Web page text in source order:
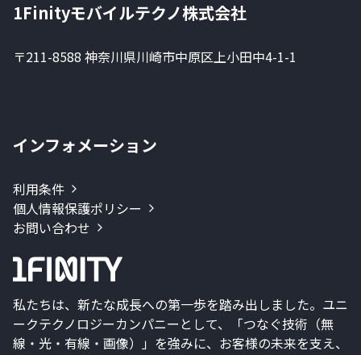
1Finityモバイルテクノ株式会社
〒211-8588 神奈川県川崎市中原区上小田中4-1-1
インフォメーション
利用条件
個人情報保護ポリシー
お問い合わせ
私たちは、新たな成長への第一歩を踏み出しました。ユニ
ークテクノロジーカンパニーとして、「つなぐ技術（無
線・光・有線・画像）」を強みに、お客様の未来を支え、